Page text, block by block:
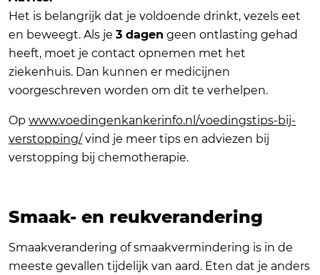
Het is belangrijk dat je voldoende drinkt, vezels eet
en beweegt. Als je 3 dagen geen ontlasting gehad
heeft, moet je contact opnemen met het
ziekenhuis. Dan kunnen er medicijnen
voorgeschreven worden om dit te verhelpen.
Op www.voedingenkankerinfo.nl/voedingstips-bij-
verstopping/vind je meer tips en adviezen bij
verstopping bij chemotherapie.
Smaak- en reukverandering
Smaakverandering of smaakvermindering is in de
meeste gevallen tijdelijk van aard. Eten dat je anders